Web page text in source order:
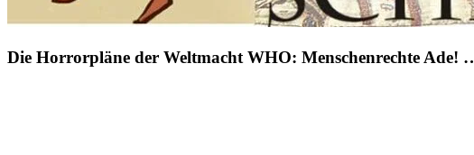
Die Horrorpläne der Weltmacht WHO: Menschenrechte